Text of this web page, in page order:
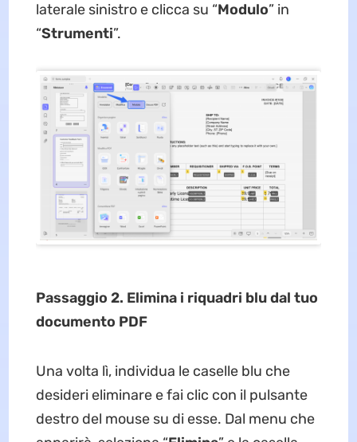
laterale sinistro e clicca su “Modulo” in
“Strumenti”.
Passaggio 2. Elimina i riquadri blu dal tuo
documento PDF
Una volta lì, individua le caselle blu che
desideri eliminare e fai clic con il pulsante
destro del mouse su di esse. Dal menu che